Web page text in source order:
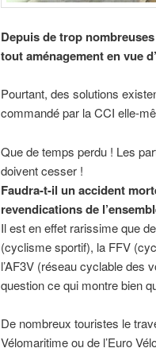
Depuis de trop
tout aménagement en vue
Pourtant, des solutions
commandé par la CCI elle-
Que de temps perdu ! Les
doivent cesser !
Faudra-t-il un accident
revendications de
Il est en effet rarissime que
(cyclisme sportif), la FFV
l’AF3V (réseau cyclable des
question ce qui montre bien
De nombreux touristes le
Vélomaritime ou de l’Euro